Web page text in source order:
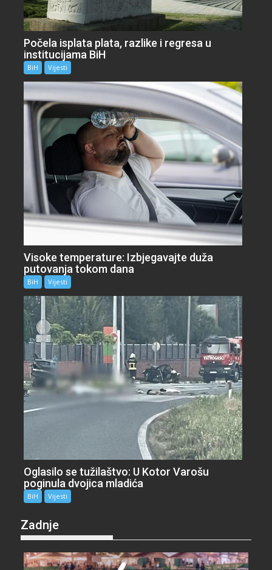
Počela isplata plata, razlike i regresa u
institucijama BiH
BiH Vijesti
Visoke temperature: Izbjegavajte duža
putovanja tokom dana
BiH Vijesti
Oglasilo se tužilaštvo: U Kotor Varošu
poginula dvojica mladića
BiH Vijesti
Zadnje